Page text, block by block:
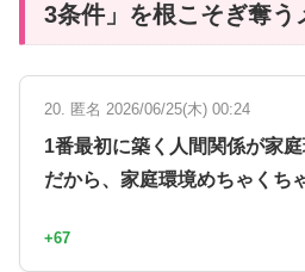
3条件」を根こそぎ奪う
20. 匿名 2026/06/25(木) 00:24
1番最初に築く人間関係が家
だから、家庭環境めちゃくち
+67